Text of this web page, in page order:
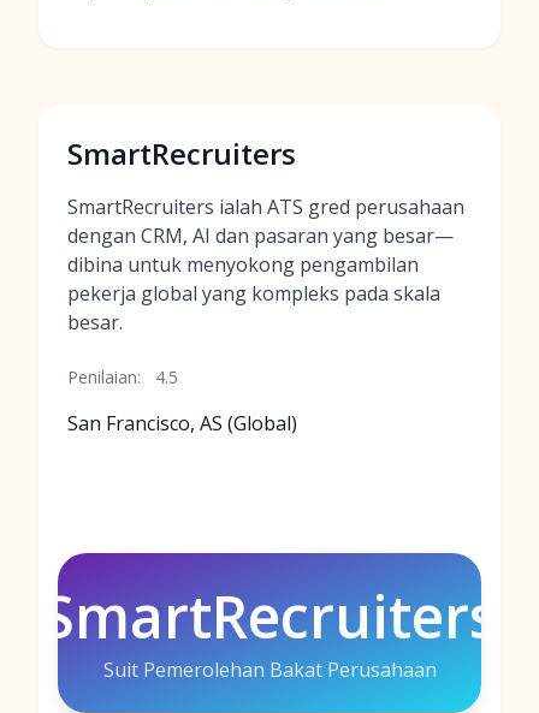
SmartRecruiters
SmartRecruiters ialah ATS gred perusahaan
dengan CRM, AI dan pasaran yang besar—
dibina untuk menyokong pengambilan
pekerja global yang kompleks pada skala
besar.
Penilaian: 4.5
San Francisco, AS (Global)
SmartRecruiters
Suit Pemerolehan Bakat Perusahaan